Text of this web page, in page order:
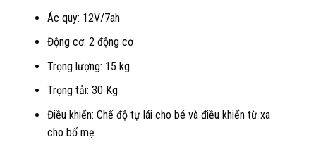
Ác quy: 12V/7ah
Động cơ: 2 động cơ
Trọng lượng: 15 kg
Trọng tải: 30 Kg
Điều khiển: Chế độ tự lái cho bé và điều khiển từ xa
cho bố mẹ